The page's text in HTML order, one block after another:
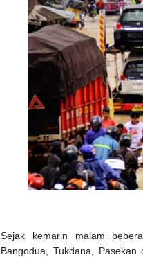
Sejak kemarin malam
Bangodua, Tukdana,